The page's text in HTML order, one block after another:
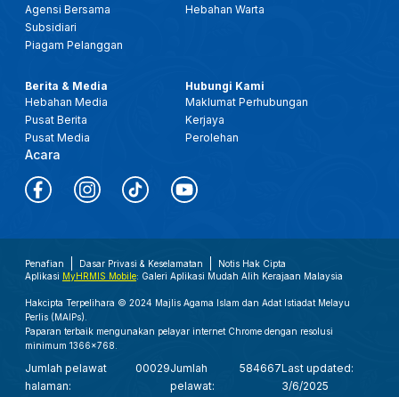
Agensi Bersama
Subsidiari
Piagam Pelanggan
Hebahan Warta
Berita & Media
Hebahan Media
Pusat Berita
Pusat Media
Acara
Hubungi Kami
Maklumat Perhubungan
Kerjaya
Perolehan
Penafian Dasar Privasi & Keselamatan
Notis Hak Cipta
Aplikasi MyHRMIS Mobile: Galeri Aplikasi Mudah Alih Kerajaan Malaysia
Hakcipta Terpelihara © 2024 Majlis Agama Islam dan Adat Istiadat Melayu
Perlis (MAIPs).
Paparan terbaik mengunakan pelayar internet Chrome dengan resolusi
minimum 1366x768.
Jumlah pelawat
halaman:
00029Jumlah
pelawat:
584667Last updated:
3/6/2025